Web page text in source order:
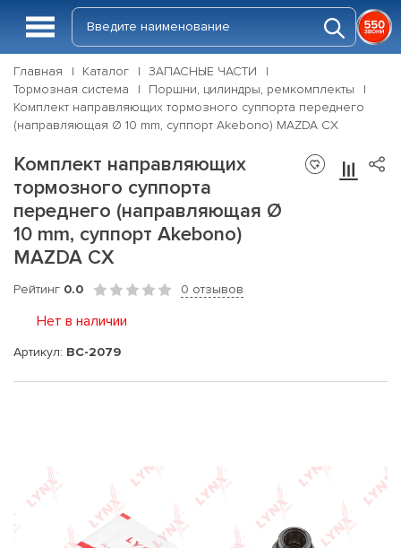
Главная Каталог
ЗАПАСНЫЕ ЧАСТИ
Тормозная система
Поршни, цилиндры, ремкомплекты
Комплект направляющих тормозного суппорта переднего
(направляющая Ø 10 mm, суппорт Akebono) MAZDA CX
Комплект направляющих
тормозного суппорта
переднего (направляющая Ø
10 mm, суппорт Akebono)
MAZDA CX
Рейтинг 0.0 0 отзывов
Нет в наличии
Артикул: BC-2079